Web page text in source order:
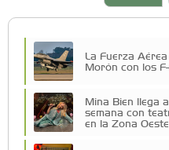
La Fuerza
Morón con los
Mina Bien llega
semana con
en la Zona Oeste